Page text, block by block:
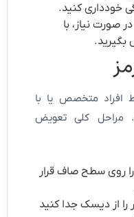
خودداری کنید.
صورت نیاز، با
بگیرید.
افراد متخصص یا با
مراحل کلی تعویض
روی سطح صاف قرار
را از دیسک جدا کنید